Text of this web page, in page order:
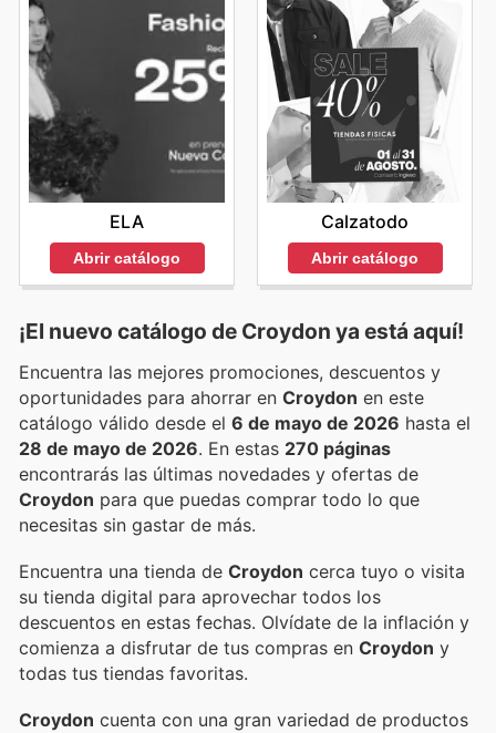
ELA
Abrir catálogo
Calzatodo
Abrir catálogo
¡El nuevo catálogo de Croydon ya está aquí!
Encuentra las mejores promociones, descuentos y
oportunidades para ahorrar en Croydon en este
catálogo válido desde el 6 de mayo de 2026 hasta el
28 de mayo de 2026 . En estas 270 páginas
encontrarás las últimas novedades y ofertas de
Croydon para que puedas comprar todo lo que
necesitas sin gastar de más.
Encuentra una tienda de Croydon cerca tuyo o visita
su tienda digital para aprovechar todos los
descuentos en estas fechas. Olvídate de la inflación y
comienza a disfrutar de tus compras en Croydon y
todas tus tiendas favoritas.
Croydon cuenta con una gran variedad de productos